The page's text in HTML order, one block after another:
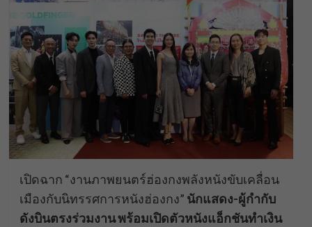
เปิดฉาก “งานภาพยนตร์ฮ่องกงพลังหนังขับเคลื่อน
เมืองกับนิทรรศการหนังฮ่องกง” นักแสดง-ผู้กำกับ
ดังบินตรงร่วมงาน พร้อมเปิดตัวหนังแอ็กชันทำเงิน